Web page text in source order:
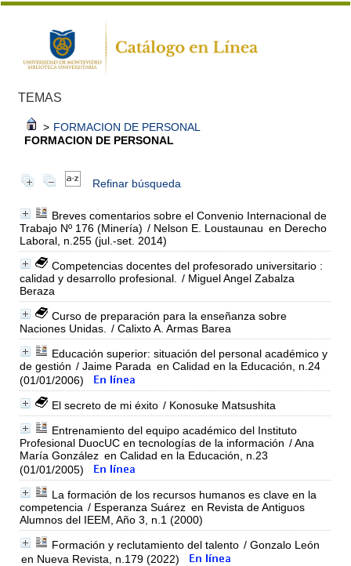
TEMAS
> FORMACION DE PERSONAL
FORMACION DE PERSONAL
Refinar búsqueda
Breves comentarios sobre el Convenio Internacional de
Trabajo Nº 176 (Minería) / Nelson E. Loustaunau en Derecho
Laboral, n.255 (jul.-set. 2014)
Competencias docentes del profesorado universitario :
calidad y desarrollo profesional.
/ Miguel Angel Zabalza
Beraza
Curso de preparación para la enseñanza sobre
Naciones Unidas.
/ Calixto A. Armas Barea
Educación superior: situación del personal académico y
de gestión / Jaime Parada en Calidad en la Educación, n.24
(01/01/2006)
El secreto de mi éxito / Konosuke Matsushita
Entrenamiento del equipo académico del Instituto
Profesional DuocUC en tecnologías de la información / Ana
María González en Calidad en la Educación, n.23
(01/01/2005)
La formación de los recursos humanos es clave en la
competencia / Esperanza Suárez en Revista de Antiguos
Alumnos del IEEM, Año 3, n.1 (2000)
Formación y reclutamiento del talento / Gonzalo León
en Nueva Revista, n.179 (2022)